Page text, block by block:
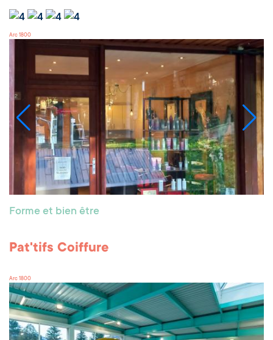
Arc 1800
Forme et bien être
Pat'tifs Coiffure
Arc 1800